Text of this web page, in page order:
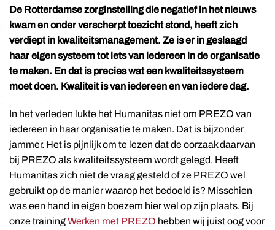
De Rotterdamse zorginstelling die negatief in het nieuws
kwam en onder verscherpt toezicht stond, heeft zich
verdiept in kwaliteitsmanagement. Ze is er in geslaagd
haar eigen systeem tot iets van iedereen in de organisatie
te maken. En dat is precies wat een kwaliteitssysteem
moet doen. Kwaliteit is van iedereen en van iedere dag.
In het verleden lukte het Humanitas niet om PREZO van
iedereen in haar organisatie te maken. Dat is bijzonder
jammer. Het is pijnlijk om te lezen dat de oorzaak daarvan
bij PREZO als kwaliteitssysteem wordt gelegd. Heeft
Humanitas zich niet de vraag gesteld of ze PREZO wel
gebruikt op de manier waarop het bedoeld is? Misschien
was een hand in eigen boezem hier wel op zijn plaats. Bij
onze trainingWerken met PREZO hebben wij juist oog voor